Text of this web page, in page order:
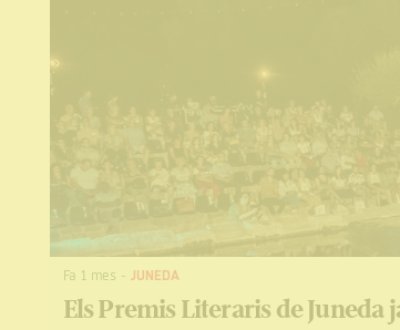
Fa 1 mes - JUNEDA
Els Premis Literaris de Juneda